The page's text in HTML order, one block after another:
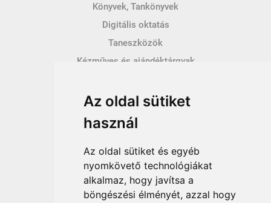
Az oldal sütiket
használ
Az oldal sütiket és egyéb
nyomkövető technológiákat
alkalmaz, hogy javítsa a
böngészési élményét, azzal hogy
Könyvek, Tankönyvek
Digitális oktatás
Taneszközök
Kézműves és ajándéktárgyak
Így vásárolhatsz
Vásárlás menete
Vásárlási feltételek
Fizetési feltételek
Szállítási feltételek
Adatvédelem